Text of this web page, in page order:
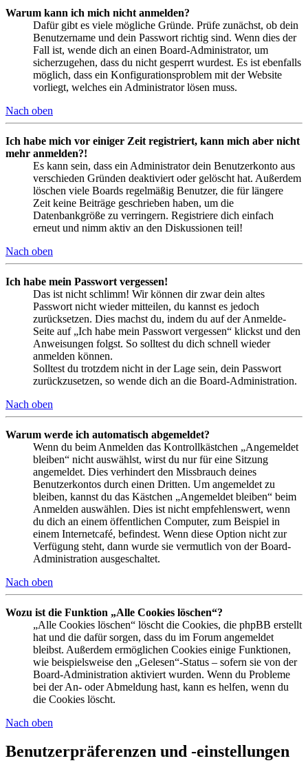
Warum kann ich mich nicht anmelden?
Dafür gibt es viele mögliche Gründe. Prüfe zunächst, ob dein
Benutzername und dein Passwort richtig sind. Wenn dies der
Fall ist, wende dich an einen Board-Administrator, um
sicherzugehen, dass du nicht gesperrt wurdest. Es ist ebenfalls
möglich, dass ein Konfigurationsproblem mit der Website
vorliegt, welches ein Administrator lösen muss.
Nach oben
Ich habe mich vor einiger Zeit registriert, kann mich aber nicht
mehr anmelden?!
Es kann sein, dass ein Administrator dein Benutzerkonto aus
verschieden Gründen deaktiviert oder gelöscht hat. Außerdem
löschen viele Boards regelmäßig Benutzer, die für längere
Zeit keine Beiträge geschrieben haben, um die
Datenbankgröße zu verringern. Registriere dich einfach
erneut und nimm aktiv an den Diskussionen teil!
Nach oben
Ich habe mein Passwort vergessen!
Das ist nicht schlimm! Wir können dir zwar dein altes
Passwort nicht wieder mitteilen, du kannst es jedoch
zurücksetzen. Dies machst du, indem du auf der Anmelde-
Seite auf „Ich habe mein Passwort vergessen“ klickst und den
Anweisungen folgst. So solltest du dich schnell wieder
anmelden können.
Solltest du trotzdem nicht in der Lage sein, dein Passwort
zurückzusetzen, so wende dich an die Board-Administration.
Nach oben
Warum werde ich automatisch abgemeldet?
Wenn du beim Anmelden das Kontrollkästchen „Angemeldet
bleiben“ nicht auswählst, wirst du nur für eine Sitzung
angemeldet. Dies verhindert den Missbrauch deines
Benutzerkontos durch einen Dritten. Um angemeldet zu
bleiben, kannst du das Kästchen „Angemeldet bleiben“ beim
Anmelden auswählen. Dies ist nicht empfehlenswert, wenn
du dich an einem öffentlichen Computer, zum Beispiel in
einem Internetcafé, befindest. Wenn diese Option nicht zur
Verfügung steht, dann wurde sie vermutlich von der Board-
Administration ausgeschaltet.
Nach oben
Wozu ist die Funktion „Alle Cookies löschen“?
„Alle Cookies löschen“ löscht die Cookies, die phpBB erstellt
hat und die dafür sorgen, dass du im Forum angemeldet
bleibst. Außerdem ermöglichen Cookies einige Funktionen,
wie beispielsweise den „Gelesen“-Status – sofern sie von der
Board-Administration aktiviert wurden. Wenn du Probleme
bei der An- oder Abmeldung hast, kann es helfen, wenn du
die Cookies löscht.
Nach oben
Benutzerpräferenzen und -einstellungen